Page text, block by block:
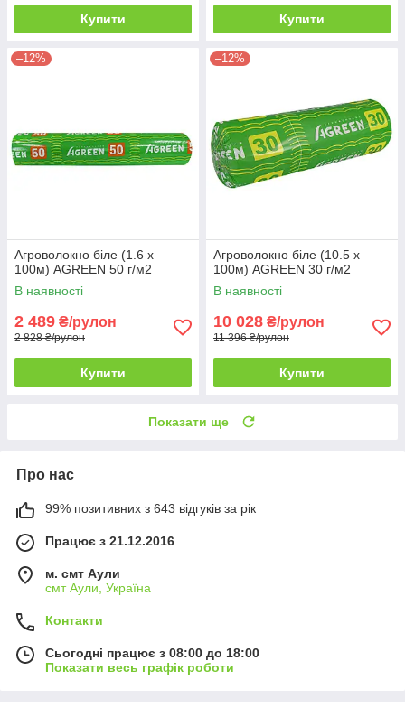
Купити Купити
–12%
Агроволокно біле (1.6 х
100м) AGREEN 50 г/м2
В наявності
2 489 ₴/рулон
2 828 ₴/рулон
Купити
–12%
Агроволокно біле (10.5 х
100м) AGREEN 30 г/м2
В наявності
10 028 ₴/рулон
11 396 ₴/рулон
Купити
Показати ще
Про нас
99% позитивних з 643 відгуків за рік
Працює з 21.12.2016
м. смт Аули
смт Аули, Україна
Контакти
Сьогодні працює з 08:00 до 18:00
Показати весь графік роботи